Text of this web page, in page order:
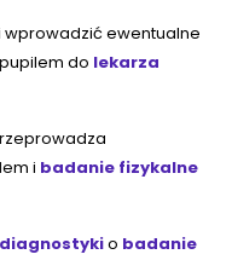
ewentualne
do lekarza
i badanie fizykalne
o badanie